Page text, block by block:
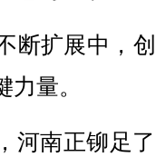
扩展中，
量。
南正铆足